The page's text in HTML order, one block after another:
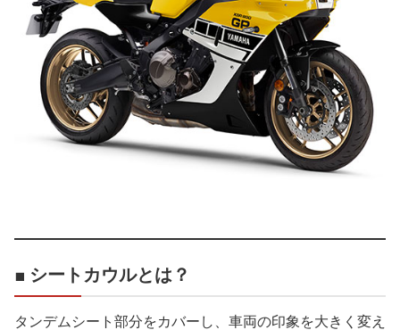
■ シートカウルとは？
タンデムシート部分をカバーし、車両の印象を大きく変え